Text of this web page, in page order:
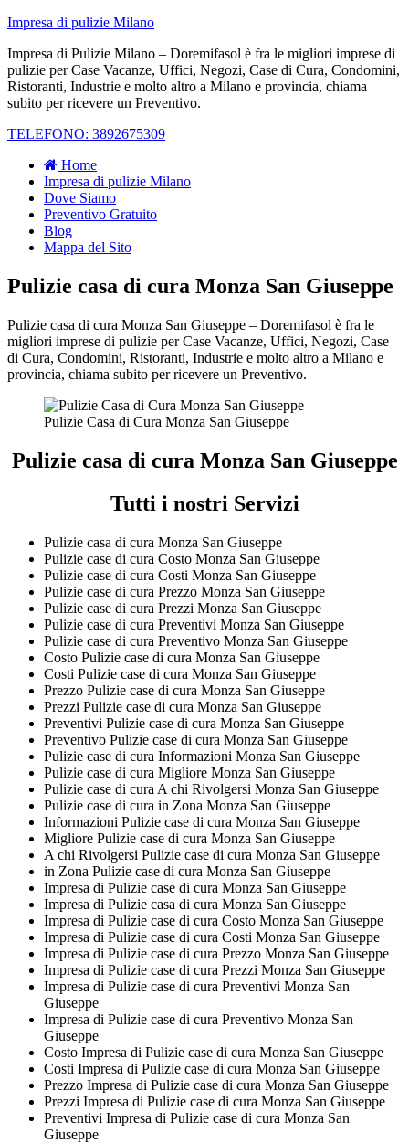
Impresa di pulizie Milano
Impresa di Pulizie Milano – Doremifasol è fra le migliori imprese di
pulizie per Case Vacanze, Uffici, Negozi, Case di Cura, Condomini,
Ristoranti, Industrie e molto altro a Milano e provincia, chiama
subito per ricevere un Preventivo.
TELEFONO: 3892675309
Home
Impresa di pulizie Milano
Dove Siamo
Preventivo Gratuito
Blog
Mappa del Sito
Pulizie casa di cura Monza San Giuseppe
Pulizie casa di cura Monza San Giuseppe – Doremifasol è fra le
migliori imprese di pulizie per Case Vacanze, Uffici, Negozi, Case
di Cura, Condomini, Ristoranti, Industrie e molto altro a Milano e
provincia, chiama subito per ricevere un Preventivo.
Pulizie Casa di Cura Monza San Giuseppe
Pulizie casa di cura Monza San Giuseppe
Tutti i nostri Servizi
Pulizie casa di cura Monza San Giuseppe
Pulizie case di cura Costo Monza San Giuseppe
Pulizie case di cura Costi Monza San Giuseppe
Pulizie case di cura Prezzo Monza San Giuseppe
Pulizie case di cura Prezzi Monza San Giuseppe
Pulizie case di cura Preventivi Monza San Giuseppe
Pulizie case di cura Preventivo Monza San Giuseppe
Costo Pulizie case di cura Monza San Giuseppe
Costi Pulizie case di cura Monza San Giuseppe
Prezzo Pulizie case di cura Monza San Giuseppe
Prezzi Pulizie case di cura Monza San Giuseppe
Preventivi Pulizie case di cura Monza San Giuseppe
Preventivo Pulizie case di cura Monza San Giuseppe
Pulizie case di cura Informazioni Monza San Giuseppe
Pulizie case di cura Migliore Monza San Giuseppe
Pulizie case di cura A chi Rivolgersi Monza San Giuseppe
Pulizie case di cura in Zona Monza San Giuseppe
Informazioni Pulizie case di cura Monza San Giuseppe
Migliore Pulizie case di cura Monza San Giuseppe
A chi Rivolgersi Pulizie case di cura Monza San Giuseppe
in Zona Pulizie case di cura Monza San Giuseppe
Impresa di Pulizie case di cura Monza San Giuseppe
Impresa di Pulizie casa di cura Monza San Giuseppe
Impresa di Pulizie case di cura Costo Monza San Giuseppe
Impresa di Pulizie case di cura Costi Monza San Giuseppe
Impresa di Pulizie case di cura Prezzo Monza San Giuseppe
Impresa di Pulizie case di cura Prezzi Monza San Giuseppe
Impresa di Pulizie case di cura Preventivi Monza San
Giuseppe
Impresa di Pulizie case di cura Preventivo Monza San
Giuseppe
Costo Impresa di Pulizie case di cura Monza San Giuseppe
Costi Impresa di Pulizie case di cura Monza San Giuseppe
Prezzo Impresa di Pulizie case di cura Monza San Giuseppe
Prezzi Impresa di Pulizie case di cura Monza San Giuseppe
Preventivi Impresa di Pulizie case di cura Monza San
Giuseppe